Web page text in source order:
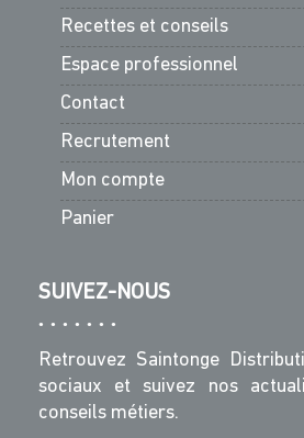
Recettes et conseils
Espace professionnel
Contact
Recrutement
Mon compte
Panier
SUIVEZ-NOUS
Retrouvez Saintonge
sociaux et suivez nos
conseils métiers.